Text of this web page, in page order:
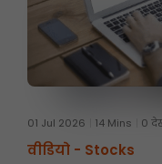
01 Jul 2026 14 Mins 0
वीडियो - Stocks